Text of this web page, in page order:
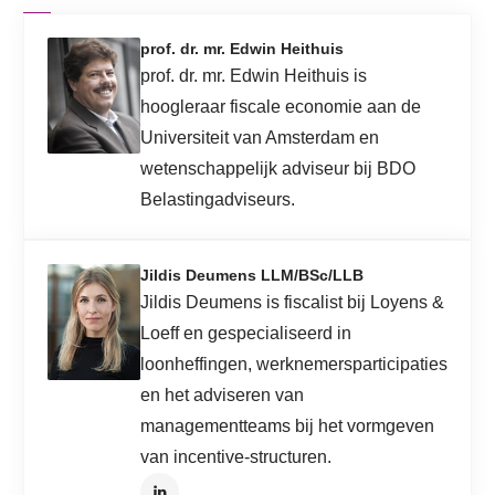
prof. dr. mr. Edwin Heithuis
prof. dr. mr. Edwin Heithuis is
hoogleraar fiscale economie aan de
Universiteit van Amsterdam en
wetenschappelijk adviseur bij BDO
Belastingadviseurs.
Jildis Deumens LLM/BSc/LLB
Jildis Deumens is fiscalist bij Loyens &
Loeff en gespecialiseerd in
loonheffingen, werknemersparticipaties
en het adviseren van
managementteams bij het vormgeven
van incentive-structuren.